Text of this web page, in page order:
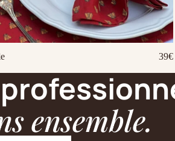
39€
ensemble.